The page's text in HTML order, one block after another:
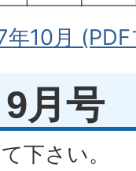
10月
月号
下さい。